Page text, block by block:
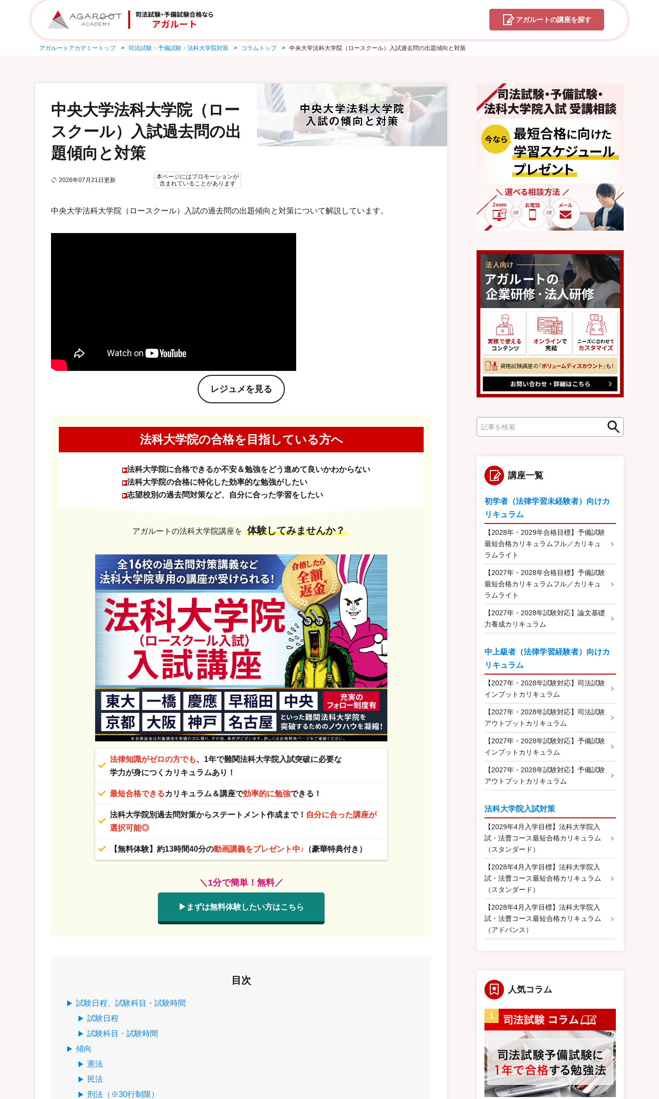
アガルートの講座を探す
アガルートアカデミートップ 司法試験・予備試験・法科大学院対策 コラムトップ 中央大学法科大学院（ロースクール）入試過去問の出題傾向と対策
中央大学法科大学院（ロー
スクール）入試過去問の出
題傾向と対策
2026年07月21日更新
本ページにはプロモーションが
含まれていることがあります
中央大学法科大学院（ロースクール）入試の過去問の出題傾向と対策について解説しています。
レジュメを見る
法科大学院の合格を 目指している方へ
法科大学院に合格できるか不安＆勉強をどう進めて良いかわからない
法科大学院の合格に特化した効率的な勉強がしたい
志望校別の過去問対策など、
自分に合った学習をしたい
アガルートの法科大学院講座を 体験してみませんか？
法律知識がゼロの方でも、1年で難関法科大学院入試突破に必要な
学力が身につくカリキュラムあり！
最短合格できるカリキュラム＆講座で効率的に勉強できる！
法科大学院別過去問対策からステートメント作成まで！ 自分に合った講座が
選択可能◎
【無料体験】約13時間40分の動画講義をプレゼント中♪ （豪華特典付き）
＼1分で簡単！無料／
▶まずは無料体験したい方はこちら
目次
試験日程、試験科目・試験時間
試験日程
試験科目・試験時間
傾向
憲法
民法
刑法（※30行制限）
検
索
検
索
講座一覧
初学者（法律学習未経験者）向けカ
リキュラム
【2028年・2029年合格目標】予備試験
最短合格カリキュラムフル／カリキュ
ラムライト
【2027年・2028年合格目標】予備試験
最短合格カリキュラムフル／カリキュ
ラムライト
【2027年・2028年試験対応】論文基礎
力養成カリキュラム
中上級者（法律学習経験者）向けカ
リキュラム
【2027年・2028年試験対応】司法試験
インプットカリキュラム
【2027年・2028年試験対応】司法試験
アウトプットカリキュラム
【2027年・2028年試験対応】予備試験
インプットカリキュラム
【2027年・2028年試験対応】予備試験
アウトプットカリキュラム
法科大学院入試対策
【2029年4月入学目標】法科大学院入
試・法曹コース最短合格カリキュラム
（スタンダード）
【2028年4月入学目標】法科大学院入
試・法曹コース最短合格カリキュラム
（スタンダード）
【2028年4月入学目標】法科大学院入
試・法曹コース最短合格カリキュラム
（アドバンス）
人気コラム